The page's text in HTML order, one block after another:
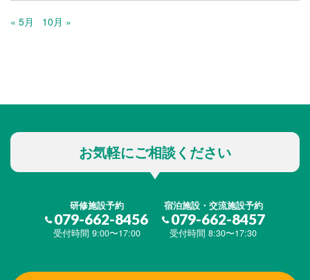
« 5月 10月 »
お気軽にご相談ください
研修施設予約
079-662-8456
受付時間 9:00〜17:00
宿泊施設・交流施設予約
079-662-8457
受付時間 8:30〜17:30